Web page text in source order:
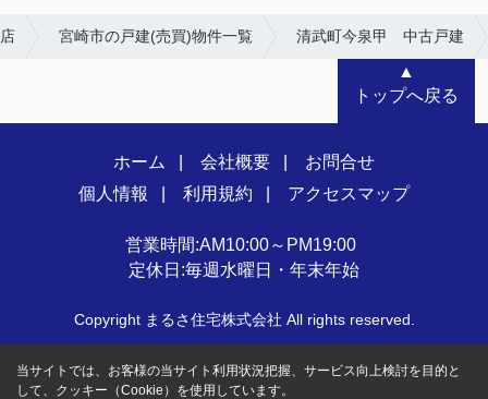
宮崎市の戸建(売買)物件一覧 清武町今泉甲 中古戸建
▲
トップへ戻る
ホーム 会社概要
お問合せ
個人情報
利用規約 アクセスマップ
営業時間:AM10:00～PM19:00
定休日:毎週水曜日・年末年始
Copyright まるさ住宅株式会社 All rights reserved.
当サイトでは、お客様の当サイト利用状況把握、サービス向上検討を目的と
して、クッキー（Cookie）を使用しています。